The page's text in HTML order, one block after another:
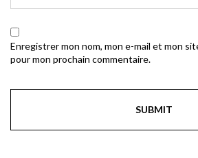
Enregistrer mon nom, mon e-mail et mon
pour mon prochain commentaire.